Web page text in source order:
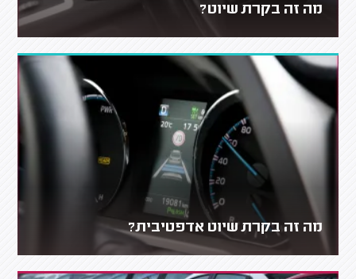
מה זה בקרת שיוט?
מה זה בקרת שיוט אדפטיבית?